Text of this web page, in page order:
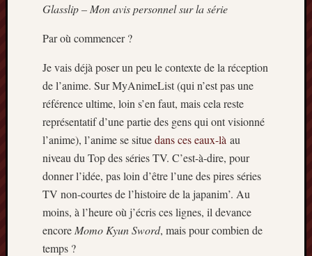
Glasslip – Mon avis personnel sur la série
Par où commencer ?
Je vais déjà poser un peu le contexte de la réception
de l’anime. Sur MyAnimeList (qui n’est pas une
référence ultime, loin s’en faut, mais cela reste
représentatif d’une partie des gens qui ont visionné
l’anime), l’anime se situedans ces eaux-là au
niveau du Top des séries TV. C’est-à-dire, pour
donner l’idée, pas loin d’être l’une des pires séries
TV non-courtes de l’histoire de la japanim’. Au
moins, à l’heure où j’écris ces lignes, il devance
encore Momo Kyun Sword, mais pour combien de
temps ?